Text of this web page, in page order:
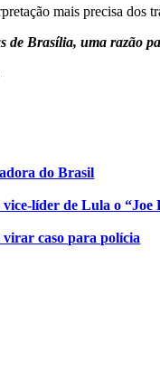
mais precisa dos
de Brasília, uma razão
do Brasil
líder de Lula o
virar caso para polícia